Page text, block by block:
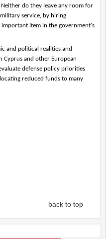
do they leave any room for
service, by hiring
item in the government's
and political realities and
Cyprus and other European
defense policy priorities
reduced funds to many
back to top